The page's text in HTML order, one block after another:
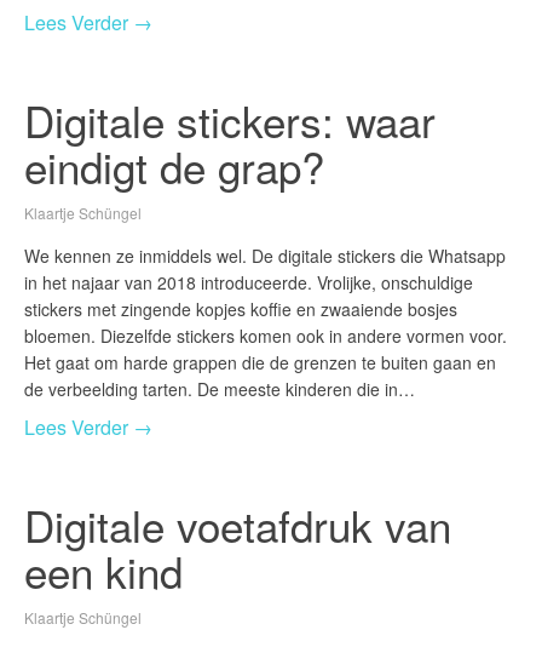
Lees Verder →
Digitale stickers: waar
eindigt de grap?
Klaartje Schüngel
We kennen ze inmiddels wel. De digitale stickers die Whatsapp
in het najaar van 2018 introduceerde. Vrolijke, onschuldige
stickers met zingende kopjes koffie en zwaaiende bosjes
bloemen. Diezelfde stickers komen ook in andere vormen voor.
Het gaat om harde grappen die de grenzen te buiten gaan en
de verbeelding tarten. De meeste kinderen die in…
Lees Verder →
Digitale voetafdruk van
een kind
Klaartje Schüngel